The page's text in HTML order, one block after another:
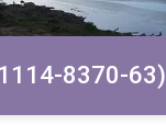
8370-63)